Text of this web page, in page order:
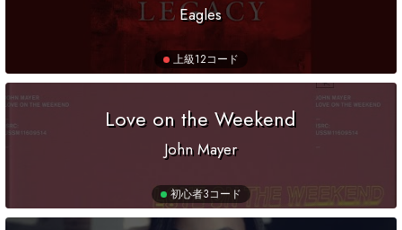
Eagles
上級12コード
Love on the Weekend
John Mayer
初心者3コード